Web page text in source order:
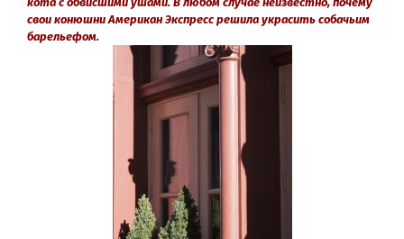
свои конюшни Американ Экспресс решила украсить собачьим
барельефом.